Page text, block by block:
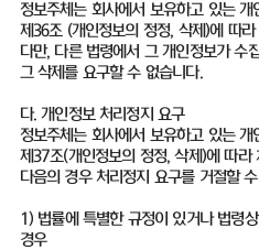
정보주체는 회사에서 보유하고 있는
제36조 (개인정보의 정정, 삭제)에 따
다만, 다른 법령에서 그 개인정보가 수
그 삭제를 요구할 수 없습니다.
다. 개인정보 처리정지 요구
정보주체는 회사에서 보유하고 있는
제37조(개인정보의 정정, 삭제)에 따
다음의 경우 처리정지 요구를 거절할
1) 법률에 특별한 규정이 있거나 법령
경우